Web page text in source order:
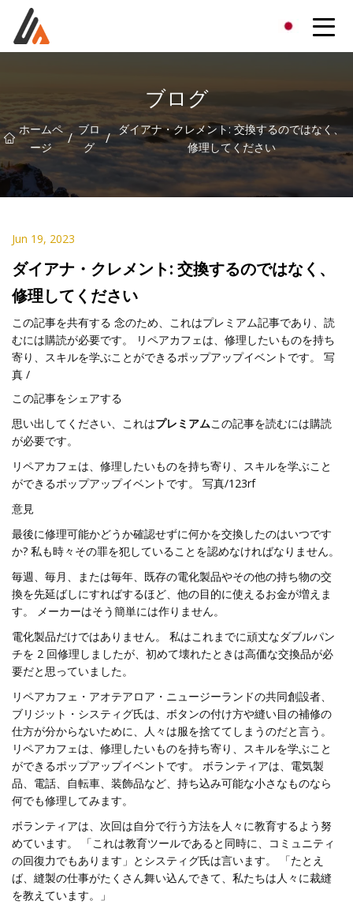
ブログ
ホームペ
ージ
/ ブロ
グ
/ ダイアナ・クレメント: 交換するのではなく、
修理してください
Jun 19, 2023
ダイアナ・クレメント: 交換するのではなく、
修理してください
この記事を共有する 念のため、これはプレミアム記事であり、読
むには購読が必要です。 リペアカフェは、修理したいものを持ち
寄り、スキルを学ぶことができるポップアップイベントです。 写
真 /
この記事をシェアする
思い出してください、これはプレミアムこの記事を読むには購読
が必要です。
リペアカフェは、修理したいものを持ち寄り、スキルを学ぶこと
ができるポップアップイベントです。 写真/123rf
意見
最後に修理可能かどうか確認せずに何かを交換したのはいつです
か? 私も時々その罪を犯していることを認めなければなりません。
毎週、毎月、または毎年、既存の電化製品やその他の持ち物の交
換を先延ばしにすればするほど、他の目的に使えるお金が増えま
す。 メーカーはそう簡単には作りません。
電化製品だけではありません。 私はこれまでに頑丈なダブルパン
チを 2 回修理しましたが、初めて壊れたときは高価な交換品が必
要だと思っていました。
リペアカフェ・アオテアロア・ニュージーランドの共同創設者、
ブリジット・システィグ氏は、ボタンの付け方や縫い目の補修の
仕方が分からないために、人々は服を捨ててしまうのだと言う。
リペアカフェは、修理したいものを持ち寄り、スキルを学ぶこと
ができるポップアップイベントです。 ボランティアは、電気製
品、電話、自転車、装飾品など、持ち込み可能な小さなものなら
何でも修理してみます。
ボランティアは、次回は自分で行う方法を人々に教育するよう努
めています。 「これは教育ツールであると同時に、コミュニティ
の回復力でもあります」とシスティグ氏は言います。 「たとえ
ば、縫製の仕事がたくさん舞い込んできて、私たちは人々に裁縫
を教えています。」